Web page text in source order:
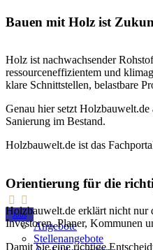
Jobs
Angebote
Stellenangebote
Bauen mit Holz ist
Holz ist nachwachsender
ressourceneffizientem und
klare Schnittstellen, belastbare
Genau hier setzt
Sanierung im Bestand.
Holzbauwelt.de ist das
Orientierung für die
Holzbauwelt.de erklärt nicht nur
Investoren, Planer, Kommunen
Damit Sie eine richtige